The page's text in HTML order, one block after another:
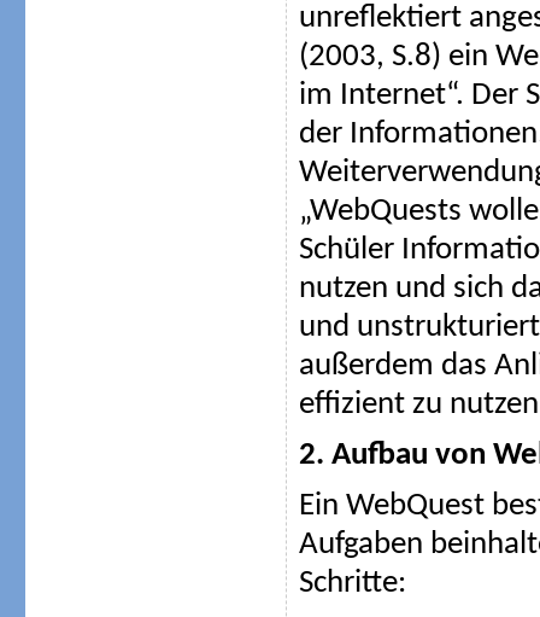
unreflektiert
(2003, S.8) ein
im Internet“. Der
der
„WebQuests
Schüler
nutzen und sich
und
außerdem das
effizient zu
2. Aufbau von
Ein WebQuest
Aufgaben
Schritte: